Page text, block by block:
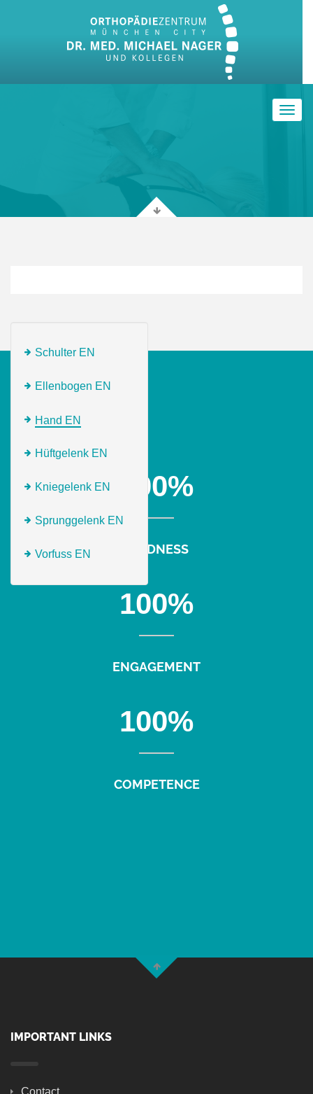
Schulter EN
Ellenbogen EN
Hand EN
Hüftgelenk EN
Kniegelenk EN
Sprunggelenk EN
Vorfuss EN
100%
KINDNESS
100%
ENGAGEMENT
100%
COMPETENCE
IMPORTANT LINKS
Contact